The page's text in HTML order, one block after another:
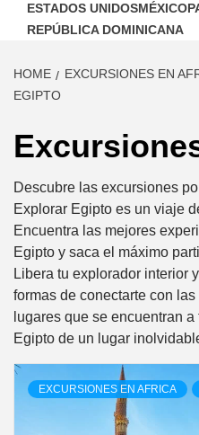
ESTADOS UNIDOSMÉXICO
REPÚBLICA DOMINICANA
HOME EXCURSIONES EN
EGIPTO
Descubre las excursiones
Explorar Egipto es un viaje
Encuentra las mejores
Egipto y saca el máximo
Libera tu explorador interior
formas de conectarte con
lugares que se encuentran
Egipto de un lugar
EXCURSIONES EN AFRICA